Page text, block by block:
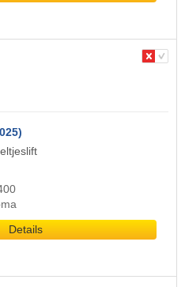
Details